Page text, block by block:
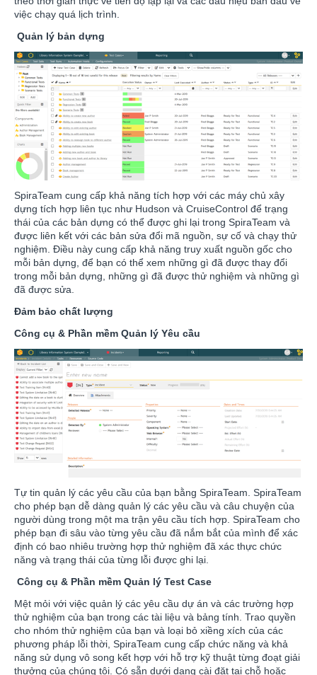
việc chạy quá lịch trình.
Quản lý bản dựng
SpiraTeam cung cấp khả năng tích hợp với các máy chủ xây
dựng tích hợp liên tục như Hudson và CruiseControl để trạng
thái của các bản dựng có thể được ghi lại trong SpiraTeam và
được liên kết với các bản sửa đổi mã nguồn, sự cố và chạy thử
nghiệm. Điều này cung cấp khả năng truy xuất nguồn gốc cho
mỗi bản dựng, để bạn có thể xem những gì đã được thay đổi
trong mỗi bản dựng, những gì đã được thử nghiệm và những gì
đã được sửa.
Đảm bảo chất lượng
Công cụ & Phần mềm Quản lý Yêu cầu
Tự tin quản lý các yêu cầu của bạn bằng SpiraTeam. SpiraTeam
cho phép bạn dễ dàng quản lý các yêu cầu và câu chuyện của
người dùng trong một ma trận yêu cầu tích hợp. SpiraTeam cho
phép bạn đi sâu vào từng yêu cầu đã nắm bắt của mình để xác
định có bao nhiêu trường hợp thử nghiệm đã xác thực chức
năng và trạng thái của từng lỗi được ghi lại.
Công cụ & Phần mềm Quản lý Test Case
Mệt mỏi với việc quản lý các yêu cầu dự án và các trường hợp
thử nghiệm của bạn trong các tài liệu và bảng tính. Trao quyền
cho nhóm thử nghiệm của bạn và loại bỏ xiềng xích của các
phương pháp lỗi thời, SpiraTeam cung cấp chức năng và khả
năng sử dụng vô song kết hợp với hỗ trợ kỹ thuật từng đoạt giải
thưởng của chúng tôi. Có sẵn dưới dạng cài đặt tại chỗ hoặc